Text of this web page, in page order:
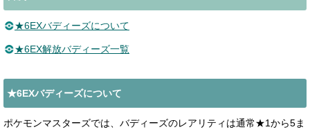
★6EXバディーズについて
★6EX解放バディーズ一覧
★6EXバディーズについて
ポケモンマスターズでは、バディーズのレアリティは通常★1から5ま